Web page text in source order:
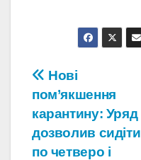
Навігація
записів
Нові
пом’якшення
карантину: Уряд
дозволив сидіти
по четверо і